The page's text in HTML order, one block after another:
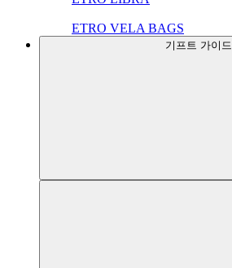
ETRO VELA BAGS
기프트 가이드